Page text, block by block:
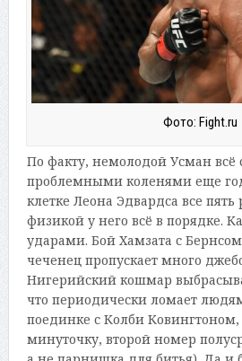
Фото: Fight.ru
По факту, немолодой Усман всё
проблемными коленями еще
клетке Леона Эдвардса все пять
физикой у него всё в порядке.
ударами. Бой Хамзата с Бернсом
чеченец пропускает много
Нигерийский кошмар
что периодически ломает
поединке с Колби
минуточку, второй номер